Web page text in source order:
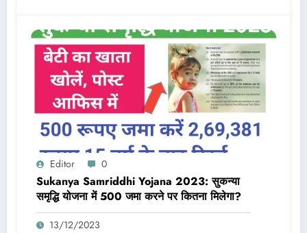
Editor 0
Sukanya Samriddhi Yojana 2023: सुकन्या
समृद्धि योजना में 500 जमा करने पर कितना मिलेगा?
13/12/2023